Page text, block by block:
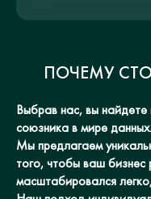
ПОЧЕМУ
Выбрав нас, вы найдете
союзника в мире данных.
Мы предлагаем
того, чтобы ваш
масштабировался